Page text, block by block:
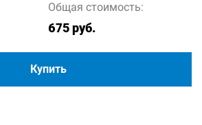
Общая стоимость:
675руб.
Купить